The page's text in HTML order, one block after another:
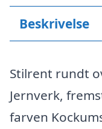
Beskrivelse
Stilrent rundt
Jernverk,
farven